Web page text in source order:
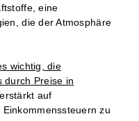
eine
die der Atmosphäre
wichtig, die
durch Preise in
erstärkt auf
zu